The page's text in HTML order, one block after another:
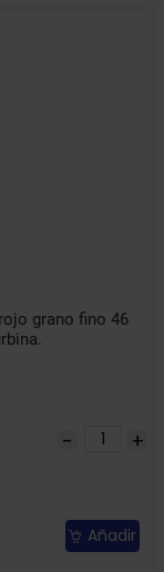
grano fino 46
Añadir